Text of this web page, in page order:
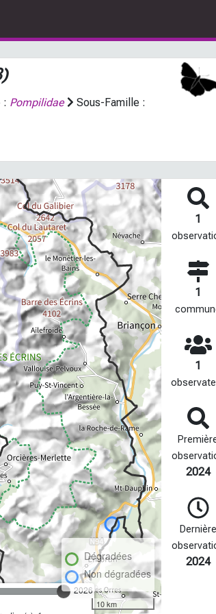
: Pompilidae Sous-Famille :
2026
Dégradées
Non dégradées
10 km
1
1
1
2024
Dernière
2024